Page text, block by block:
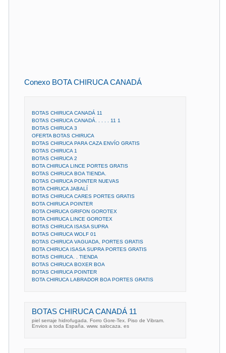
Conexo BOTA CHIRUCA CANADÁ
BOTAS CHIRUCA CANADÁ 11
BOTAS CHIRUCA CANADÁ. . . . . 11 1
BOTAS CHIRUCA 3
OFERTA BOTAS CHIRUCA
BOTAS CHIRUCA PARA CAZA ENVÍO GRATIS
BOTAS CHIRUCA 1
BOTAS CHIRUCA 2
BOTA CHIRUCA LINCE PORTES GRATIS
BOTAS CHIRUCA BOA TIENDA.
BOTAS CHIRUCA POINTER NUEVAS
BOTA CHIRUCA JABALÍ
BOTAS CHIRUCA CARES PORTES GRATIS
BOTA CHIRUCA POINTER
BOTA CHIRUCA GRIFON GOROTEX
BOTA CHIRUCA LINCE GOROTEX
BOTAS CHIRUCA ISASA SUPRA
BOTAS CHIRUCA WOLF 01
BOTAS CHIRUCA VAGUADA, PORTES GRATIS
BOTA CHIRUCA ISASA SUPRA PORTES GRATIS
BOTAS CHIRUCA. . TIENDA
BOTAS CHIRUCA BOXER BOA
BOTAS CHIRUCA POINTER
BOTA CHIRUCA LABRADOR BOA PORTES GRATIS
BOTAS CHIRUCA CANADÁ 11
piel serraje hidrofugada. Forro Gore-Tex. Piso de Vibram.
Envios a toda España. www. salocaza. es